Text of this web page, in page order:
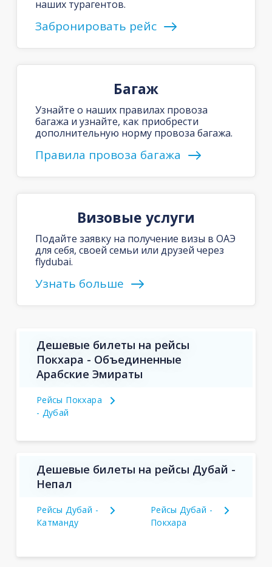
наших турагентов.
Забронировать рейс
Багаж
Узнайте о наших правилах провоза
багажа и узнайте, как приобрести
дополнительную норму провоза багажа.
Правила провоза багажа
Визовые услуги
Подайте заявку на получение визы в ОАЭ
для себя, своей семьи или друзей через
flydubai.
Узнать больше
Дешевые билеты на рейсы
Покхара - Объединенные
Арабские Эмираты
Рейсы Покхара
- Дубай
Дешевые билеты на рейсы Дубай -
Непал
Рейсы Дубай -
Катманду
Рейсы Дубай -
Покхара